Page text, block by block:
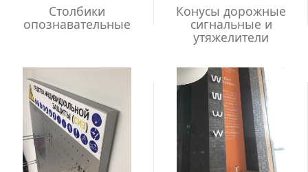
Столбики
опознавательные
Конусы дорожные
сигнальные и
утяжелители